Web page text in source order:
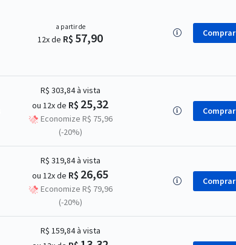
a partir de
12x de R$ 57,90 Comprar
R$ 303,84à vista
ou 12x de R$ 25,32
Economize R$ 75,96
(-20%)
Comprar
R$ 319,84à vista
ou 12x de R$ 26,65
Economize R$ 79,96
(-20%)
Comprar
R$ 159,84à vista